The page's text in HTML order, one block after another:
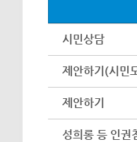
시민상담
제안하기(시민
제안하기
성희롱 등 인권